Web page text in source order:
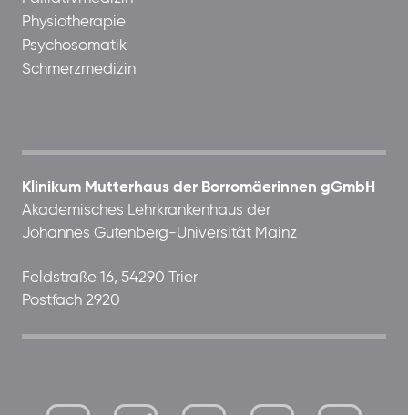
Physiotherapie
Psychosomatik
Schmerzmedizin
Klinikum Mutterhaus der Borromäerinnen gGmbH
Akademisches Lehrkrankenhaus der
Johannes Gutenberg-Universität Mainz
Feldstraße 16, 54290 Trier
Postfach 2920